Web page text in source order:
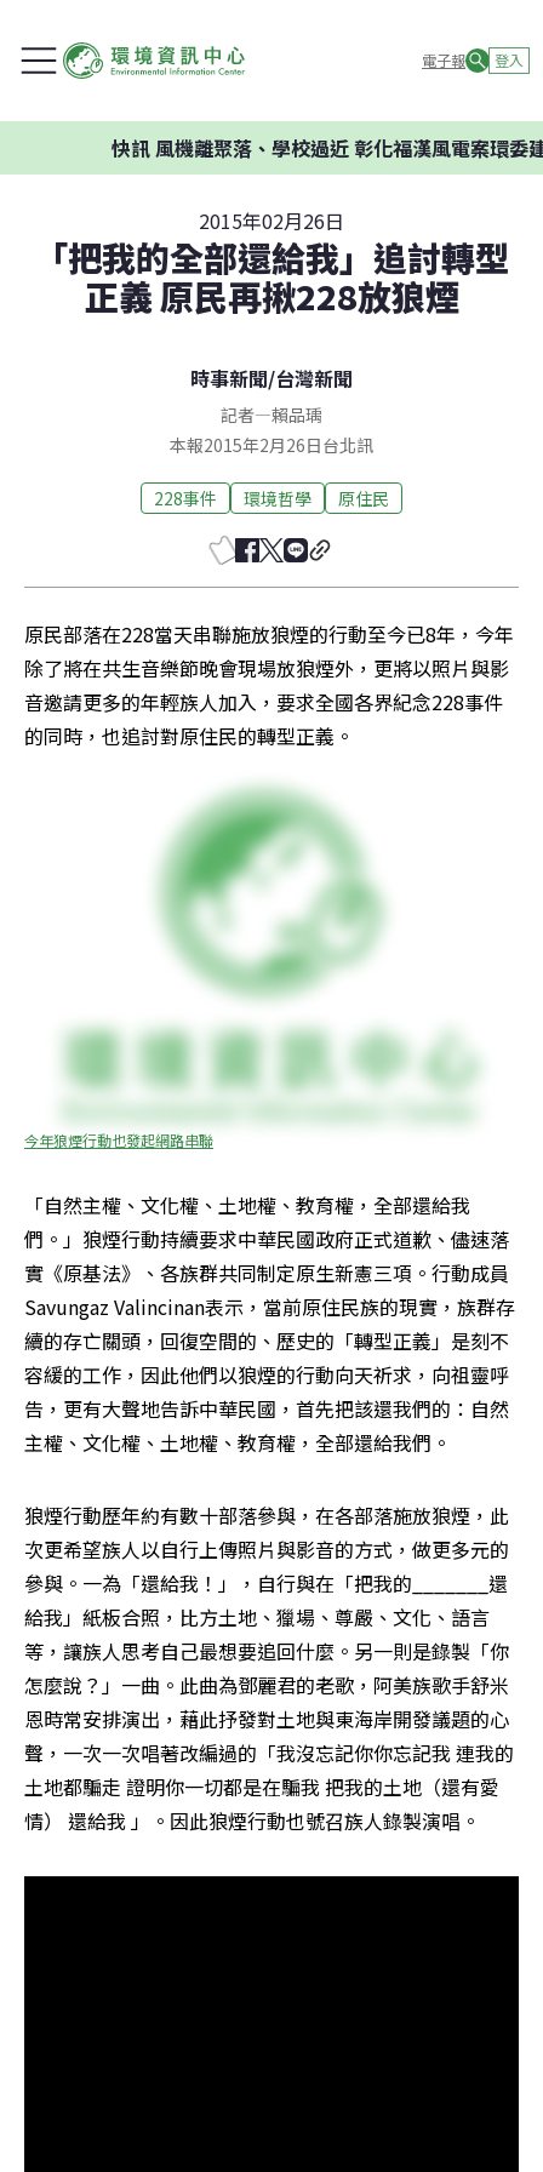
電子報 登入
快訊風機離聚落、學校過近 彰化福漢風電案環委建
2015年02月26日
「把我的全部還給我」追討轉型
正義 原民再揪228放狼煙
時事新聞/台灣新聞
記者—賴品瑀
本報2015年2月26日台北訊
228事件 環境哲學 原住民
原民部落在228當天串聯施放狼煙的行動至今已8年，今年
除了將在共生音樂節晚會現場放狼煙外，更將以照片與影
音邀請更多的年輕族人加入，要求全國各界紀念228事件
的同時，也追討對原住民的轉型正義。
今年狼煙行動也發起網路串聯
「自然主權、文化權、土地權、教育權，全部還給我
們。」狼煙行動持續要求中華民國政府正式道歉、儘速落
實《原基法》、各族群共同制定原生新憲三項。行動成員
Savungaz­ Valincinan表示，當前原住民族的現實，族群存
續的存亡關頭，回復空間的、歷史的「轉型正義」是刻不
容緩的工作，因此他們以狼煙的行動向天祈求，向祖靈呼
告，更有大聲地告訴中華民國，首先把該還我們的：自然
主權、文化權、土地權、教育權，全部還給我們。
狼煙行動歷年約有數十部落參與，在各部落施放狼煙，此
次更希望族人以自行上傳照片與影音的方式，做更多元的
參與。一為「還給我！」，自行與在「把我的_______還
給我」紙板合照，比方土地、獵場、尊嚴、文化、語言
等，讓族人思考自己最想要追回什麼。另一則是錄製「你
怎麼說？」一曲。此曲為鄧麗君的老歌，阿美族歌手舒米
恩時常安排演出，藉此抒發對土地與東海岸開發議題的心
聲，一次一次唱著改編過的「我沒忘記你你忘記我 連我的
土地都騙走 證明你一切都是在騙我 把我的土地（還有愛
情） 還給我 」。因此狼煙行動也號召族人錄製演唱。